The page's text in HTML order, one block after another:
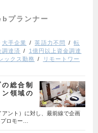
プランナー
大手企業 英語力不問
転
達済
1億円以上資金調達
ックス勤務
リモートワー
総合制
領域の
アント）に対し、最前線で企画
ロモー…